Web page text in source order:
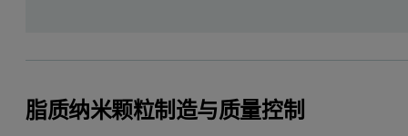
脂质纳米颗粒制造与质量控制